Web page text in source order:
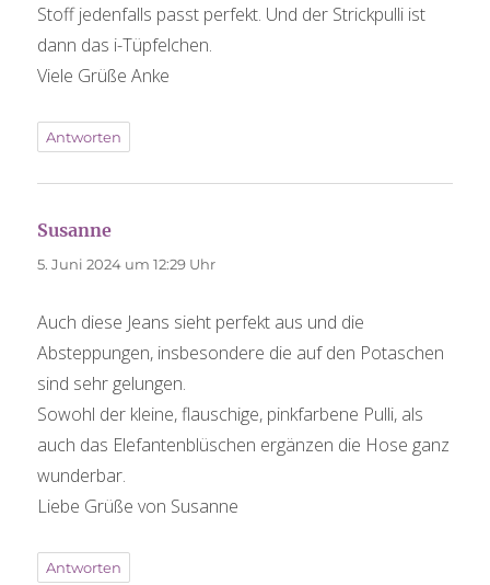
Stoff jedenfalls passt perfekt. Und der Strickpulli ist
dann das i-Tüpfelchen.
Viele Grüße Anke
Antworten
Susanne
5. Juni 2024 um 12:29 Uhr
Auch diese Jeans sieht perfekt aus und die
Absteppungen, insbesondere die auf den Potaschen
sind sehr gelungen.
Sowohl der kleine, flauschige, pinkfarbene Pulli, als
auch das Elefantenblüschen ergänzen die Hose ganz
wunderbar.
Liebe Grüße von Susanne
Antworten